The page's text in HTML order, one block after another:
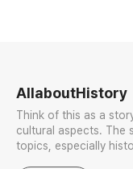
AllaboutHistory
Think of this as a
cultural aspects. The
topics, especially